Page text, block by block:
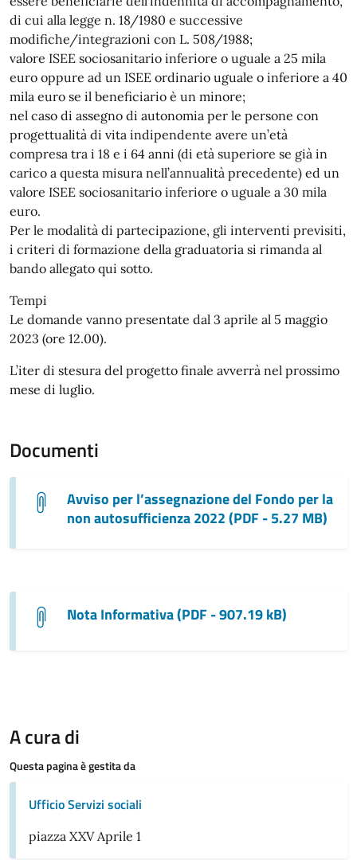
di cui alla legge n. 18/1980 e successive
modifiche/integrazioni con L. 508/1988;
valore ISEE sociosanitario inferiore o uguale a 25 mila
euro oppure ad un ISEE ordinario uguale o inferiore a 40
mila euro se il beneficiario è un minore;
nel caso di assegno di autonomia per le persone con
progettualità di vita indipendente avere un’età
compresa tra i 18 e i 64 anni (di età superiore se già in
carico a questa misura nell’annualità precedente) ed un
valore ISEE sociosanitario inferiore o uguale a 30 mila
euro.
Per le modalità di partecipazione, gli interventi previsiti,
i criteri di formazione della graduatoria si rimanda al
bando allegato qui sotto.
Tempi
Le domande vanno presentate dal 3 aprile al 5 maggio
2023 (ore 12.00).
L’iter di stesura del progetto finale avverrà nel prossimo
mese di luglio.
Documenti
Avviso per l’assegnazione del Fondo per la
non autosufficienza 2022 (PDF - 5.27 MB)
Nota Informativa (PDF - 907.19 kB)
A cura di
Questa pagina è gestita da
Ufficio Servizi sociali
piazza XXV Aprile 1